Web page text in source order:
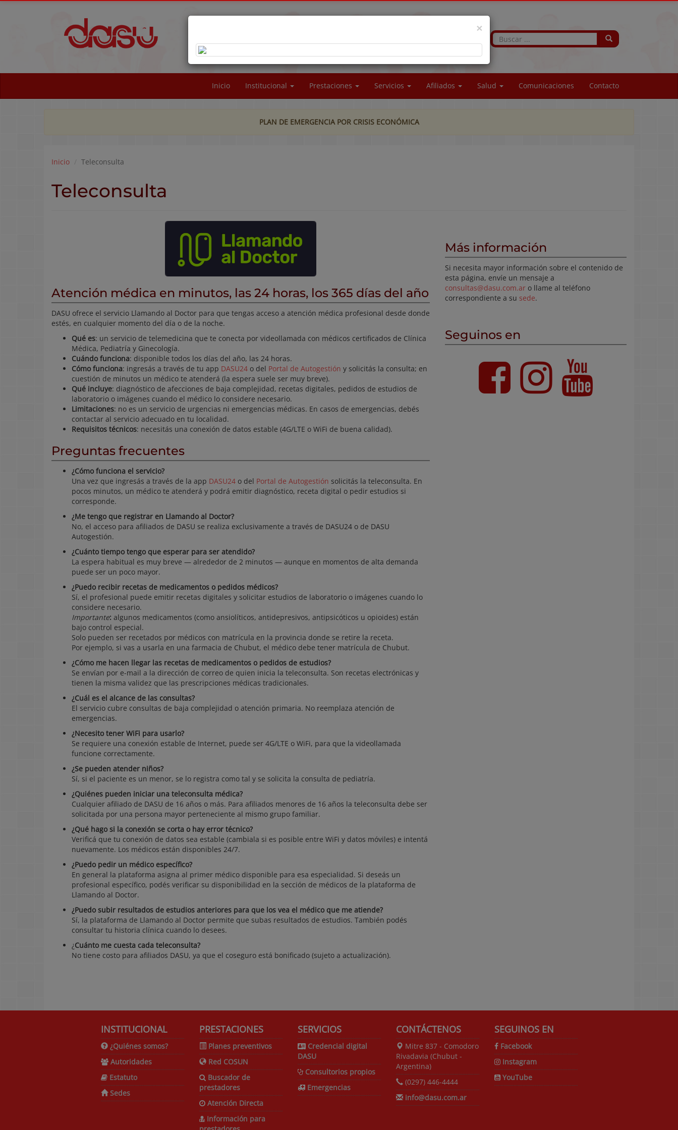
NACIONAL DE LA PATAGONIA SAN JUAN BOSCO
Inicio Institucional Prestaciones Servicios Afiliados Salud Comunicaciones Contacto
PLAN DE EMERGENCIA POR CRISIS ECONÓMICA
Inicio Teleconsulta
Teleconsulta
Atención médica en minutos, las 24 horas, los 365 días del año
DASU ofrece el servicio Llamando al Doctor para que tengas acceso a atención médica profesional desde donde
estés, en cualquier momento del día o de la noche.
Qué es: un servicio de telemedicina que te conecta por videollamada con médicos certificados de Clínica
Médica, Pediatría y Ginecología.
Cuándo funciona: disponible todos los días del año, las 24 horas.
Cómo funciona: ingresás a través de tu app DASU24 o del Portal de Autogestión y solicitás la consulta; en
cuestión de minutos un médico te atenderá (la espera suele ser muy breve).
Qué incluye: diagnóstico de afecciones de baja complejidad, recetas digitales, pedidos de estudios de
laboratorio o imágenes cuando el médico lo considere necesario.
Limitaciones: no es un servicio de urgencias ni emergencias médicas. En casos de emergencias, debés
contactar al servicio adecuado en tu localidad.
Requisitos técnicos: necesitás una conexión de datos estable (4G/LTE o WiFi de buena calidad).
Preguntas frecuentes
¿Cómo funciona el servicio?
Una vez que ingresás a través de la app DASU24 o del Portal de Autogestión solicitás la teleconsulta. En
pocos minutos, un médico te atenderá y podrá emitir diagnóstico, receta digital o pedir estudios si
corresponde.
¿Me tengo que registrar en Llamando al Doctor?
No, el acceso para afiliados de DASU se realiza exclusivamente a través de DASU24 o de DASU
Autogestión.
¿Cuánto tiempo tengo que esperar para ser atendido?
La espera habitual es muy breve — alrededor de 2 minutos — aunque en momentos de alta demanda
puede ser un poco mayor.
¿Puedo recibir recetas de medicamentos o pedidos médicos?
Sí, el profesional puede emitir recetas digitales y solicitar estudios de laboratorio o imágenes cuando lo
considere necesario.
Importante: algunos medicamentos (como ansiolíticos, antidepresivos, antipsicóticos u opioides) están
bajo control especial.
Solo pueden ser recetados por médicos con matrícula en la provincia donde se retire la receta.
Por ejemplo, si vas a usarla en una farmacia de Chubut, el médico debe tener matrícula de Chubut.
¿Cómo me hacen llegar las recetas de medicamentos o pedidos de estudios?
Se envían por e-mail a la dirección de correo de quien inicia la teleconsulta. Son recetas electrónicas y
tienen la misma validez que las prescripciones médicas tradicionales.
¿Cuál es el alcance de las consultas?
El servicio cubre consultas de baja complejidad o atención primaria. No reemplaza atención de
emergencias.
¿Necesito tener WiFi para usarlo?
Se requiere una conexión estable de Internet, puede ser 4G/LTE o WiFi, para que la videollamada
funcione correctamente.
¿Se pueden atender niños?
Sí, si el paciente es un menor, se lo registra como tal y se solicita la consulta de pediatría.
¿Quiénes pueden iniciar una teleconsulta médica?
Cualquier afiliado de DASU de 16 años o más. Para afiliados menores de 16 años la teleconsulta debe ser
solicitada por una persona mayor perteneciente al mismo grupo familiar.
¿Qué hago si la conexión se corta o hay error técnico?
Verificá que tu conexión de datos sea estable (cambiala si es posible entre WiFi y datos móviles) e intentá
nuevamente. Los médicos están disponibles 24/7.
¿Puedo pedir un médico específico?
En general la plataforma asigna al primer médico disponible para esa especialidad. Si deseás un
profesional específico, podés verificar su disponibilidad en la sección de médicos de la plataforma de
Llamando al Doctor.
¿Puedo subir resultados de estudios anteriores para que los vea el médico que me atiende?
Sí, la plataforma de Llamando al Doctor permite que subas resultados de estudios. También podés
consultar tu historia clínica cuando lo desees.
¿Cuánto me cuesta cada teleconsulta?
No tiene costo para afiliados DASU, ya que el coseguro está bonificado (sujeto a actualización).
Más información
Si necesita mayor información sobre el contenido de
esta página, envíe un mensaje a
consultas@dasu.com.ar o llame al teléfono
correspondiente a su sede.
Seguinos en
INSTITUCIONAL
¿Quiénes somos?
Autoridades
Estatuto
Sedes
PRESTACIONES
Planes preventivos
Red COSUN
Buscador de
prestadores
Atención Directa
Información para
SERVICIOS
Credencial digital
DASU
Consultorios propios
Emergencias
CONTÁCTENOS
Mitre 837 - Comodoro
Rivadavia (Chubut -
Argentina)
(0297) 446-4444
info@dasu.com.ar
SEGUINOS EN
Facebook
Instagram
YouTube
×